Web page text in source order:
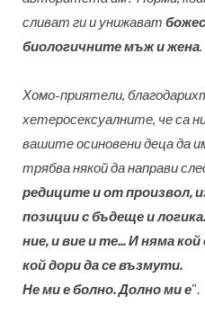
сливат ги и унижават
биологичните мъж и жена.
Хомо-приятели,
хетеросексуалните, че са
вашите осиновени деца да
трябва някой да направи
редиците и от произвол,
позиции с бъдеще и
ние, и вие и те... И няма
кой дори да се възмути.
Не ми е болно. Долно ми е".